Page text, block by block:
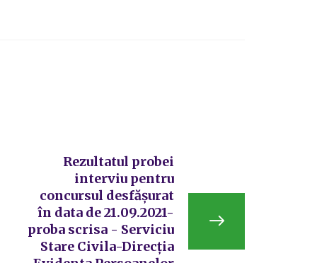
Rezultatul probei
interviu pentru
concursul desfășurat
în data de 21.09.2021-
proba scrisa - Serviciu
Stare Civila-Direcția